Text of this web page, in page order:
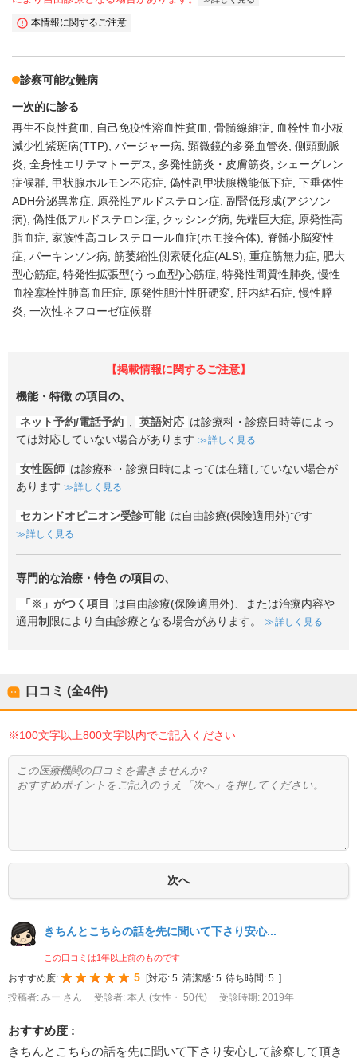
本情報に関するご注意
診察可能な難病
一次的に診る
再生不良性貧血
自己免疫性溶血性貧血 骨髄線維症
血栓性血小板
減少性紫斑病(TTP) バージャー病 顕微鏡的多発血管炎 側頭動脈
炎 全身性エリテマトーデス 多発性筋炎・皮膚筋炎
シェーグレン
症候群 甲状腺ホルモン不応症 偽性副甲状腺機能低下症 下垂体性
ADH分泌異常症
原発性アルドステロン症 副腎低形成(アジソン
病) 偽性低アルドステロン症 クッシング病 先端巨大症
原発性高
脂血症 家族性高コレステロール血症(ホモ接合体)
脊髄小脳変性
症 パーキンソン病 筋萎縮性側索硬化症(ALS) 重症筋無力症
肥大
型心筋症 特発性拡張型(うっ血型)心筋症 特発性間質性肺炎 慢性
血栓塞栓性肺高血圧症
原発性胆汁性肝硬変 肝内結石症 慢性膵
炎 一次性ネフローゼ症候群
【掲載情報に関するご注意】
機能・特徴 の項目の、
ネット予約/電話予約 英語対応 は診療科・診療日時等によっ
ては対応していない場合があります
詳しく見る
女性医師 は診療科・診療日時によっては在籍していない場合が
あります
詳しく見る
セカンドオピニオン受診可能 は自由診療(保険適用外)です
詳しく見る
専門的な治療・特色の項目の、
「※」がつく項目
は自由診療(保険適用外)、または治療内容や
適用制限により自由診療となる場合があります。
詳しく見る
口コミ (全4件)
※100文字以上800文字以内でご記入ください
きちんとこちらの話を先に聞いて下さり安心...
この口コミは1年以上前のものです
おすすめ度: 5 [対応: 5 清潔感: 5 待ち時間: 5 ]
投稿者: みー さん
受診者: 本人 (女性・ 50代) 受診時期: 2019年
おすすめ度 :
きちんとこちらの話を先に聞いて下さり安心して診察して頂き